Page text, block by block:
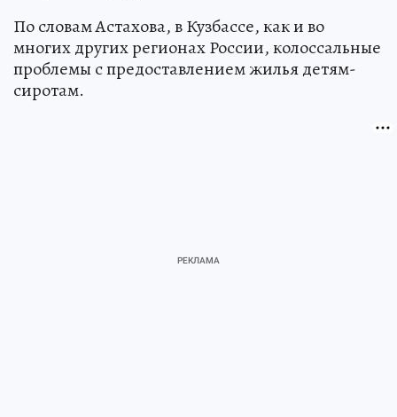
По словам Астахова, в Кузбассе, как и во
многих других регионах России, колоссальные
проблемы с предоставлением жилья детям-
сиротам.